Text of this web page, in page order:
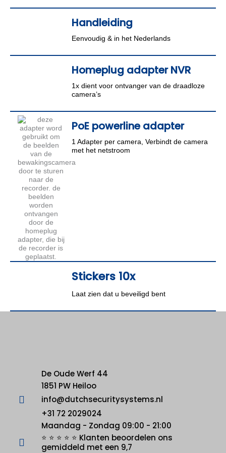
Handleiding
Eenvoudig & in het Nederlands
Homeplug adapter NVR
1x dient voor ontvanger van de draadloze
camera’s
PoE powerline adapter
1 Adapter per camera, Verbindt de camera
met het netstroom
Stickers 10x
Laat zien dat u beveiligd bent
De Oude Werf 44
1851 PW Heiloo
info@dutchsecuritysystems.nl
+31 72 2029024
Maandag - Zondag 09:00 - 21:00
⭐ ⭐ ⭐ ⭐ ⭐ Klanten beoordelen ons
gemiddeld met een 9,7